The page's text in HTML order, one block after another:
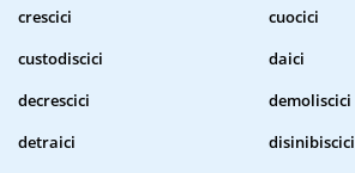
crescici
cuocici
custodiscici
daici
decrescici
demoliscici
detraici
disinibiscici